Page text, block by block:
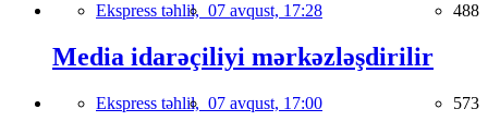
Ekspress təhlil, 07 avqust, 17:28 488
Media idarəçiliyi mərkəzləşdirilir
Ekspress təhlil, 07 avqust, 17:00 573